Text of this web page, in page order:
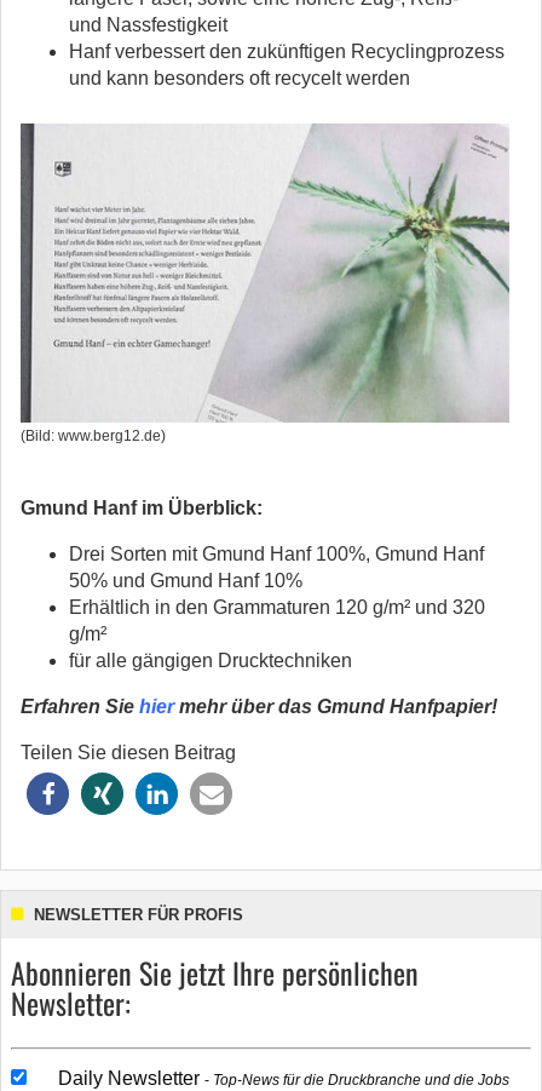
und Nassfestigkeit
Hanf verbessert den zukünftigen Recyclingprozess
und kann besonders oft recycelt werden
(Bild: www.berg12.de)
Gmund Hanf im Überblick:
Drei Sorten mit Gmund Hanf 100%, Gmund Hanf
50% und Gmund Hanf 10%
Erhältlich in den Grammaturen 120 g/m² und 320
g/m²
für alle gängigen Drucktechniken
Erfahren Sie hiermehr über das Gmund Hanfpapier!
Teilen Sie diesen Beitrag
NEWSLETTER FÜR PROFIS
Abonnieren Sie jetzt Ihre persönlichen
Newsletter:
Daily Newsletter
Top-News für die Druckbranche und die Jobs